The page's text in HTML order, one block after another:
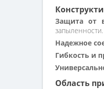
Защита от
запыленности.
Надежное
Гибкость и
Область